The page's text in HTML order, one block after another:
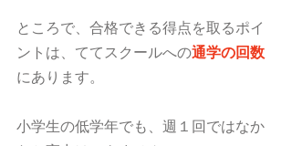
ところで、合格できる得点を取るポイ
ントは、ててスクールへの通学の回数
にあります。
小学生の低学年でも、週１回ではなか